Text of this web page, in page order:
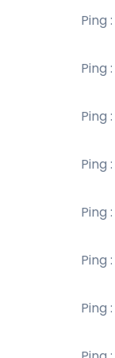
Ping :
Ping :
Ping :
Ping :
Ping :
Ping :
Ping :